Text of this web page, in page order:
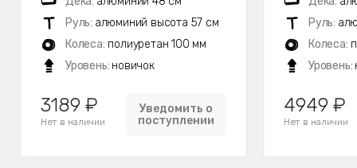
Руль: алюминий высота 57 см
Колеса: полиуретан 100 мм
Уровень: новичок
3189 ₽
Нет в наличии
Уведомить о
поступлении
Руль:
Колеса:
Уровень:
4949 ₽
Нет в наличии